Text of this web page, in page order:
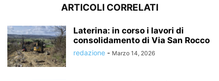
ARTICOLI CORRELATI
Laterina: in corso i lavori di
consolidamento di Via San Rocco
redazione - Marzo 14, 2026